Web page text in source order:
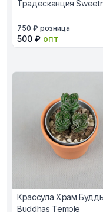
Традесканция
В наличии, цена в рублях
750 ₽ розница
Оптовая цена в
500 ₽ опт
Крассула Храм
Buddhas Temple